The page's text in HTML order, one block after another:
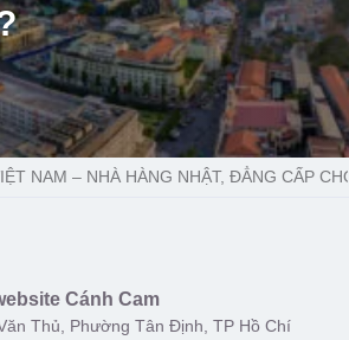
NAM – NHÀ HÀNG NHẬT, ĐẲNG CẤP
Cánh Cam
Thủ, Phường Tân Định, TP Hồ Chí